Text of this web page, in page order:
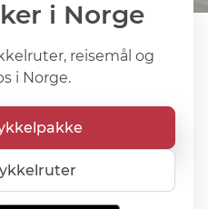
i Norge
reisemål og
i Norge.